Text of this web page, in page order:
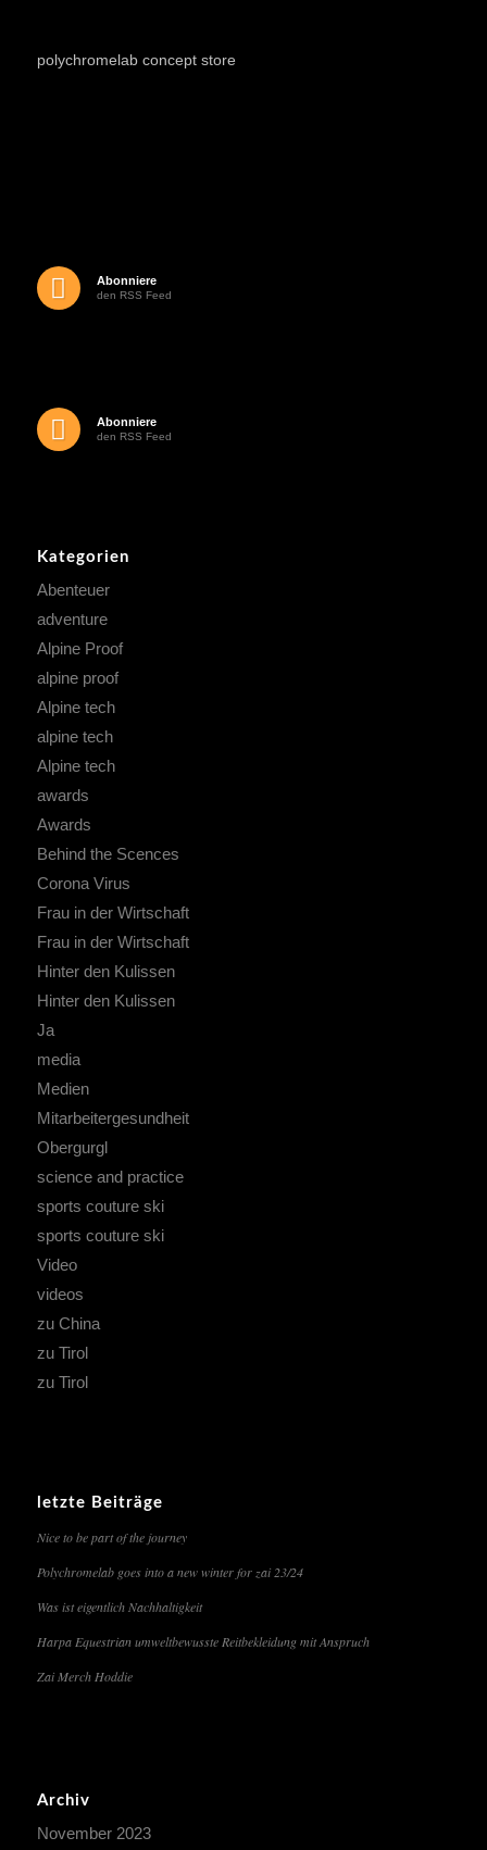
polychromelab concept store
Abonniere
den RSS Feed
Abonniere
den RSS Feed
Kategorien
Abenteuer
adventure
Alpine Proof
alpine proof
Alpine tech
alpine tech
Alpine tech
awards
Awards
Behind the Scences
Corona Virus
Frau in der Wirtschaft
Frau in der Wirtschaft
Hinter den Kulissen
Hinter den Kulissen
Ja
media
Medien
Mitarbeitergesundheit
Obergurgl
science and practice
sports couture ski
sports couture ski
Video
videos
zu China
zu Tirol
zu Tirol
letzte Beiträge
Nice to be part of the journey
Polychromelab goes into a new winter for zai 23/24
Was ist eigentlich Nachhaltigkeit
Harpa Equestrian umweltbewusste Reitbekleidung mit Anspruch
Zai Merch Hoddie
Archiv
November 2023